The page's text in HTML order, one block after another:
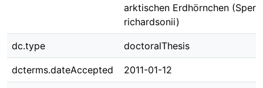
arktischen Erdhörnchen
richardsonii)
dc.type doctoralThesis
dcterms.dateAccepted 2011-01-12